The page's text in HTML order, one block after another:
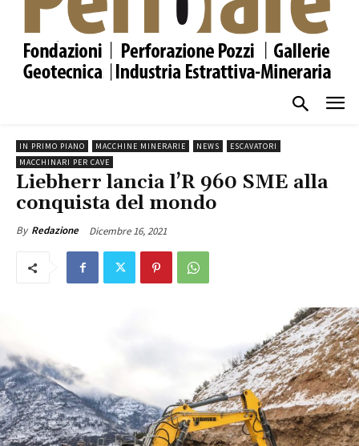
IN PRIMO PIANO MACCHINE MINERARIE NEWS
ESCAVATORI
MACCHINARI PER CAVE
Liebherr lancia l’R 960 SME alla
conquista del mondo
By Redazione Dicembre 16, 2021